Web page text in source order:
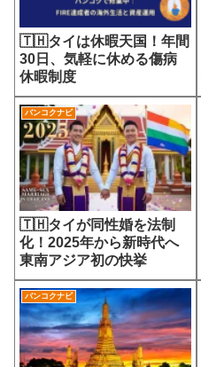
🇹🇭タイは休暇天国！年間
30日、気軽に休める傷病
休暇制度
バンコクナビ
🇹🇭タイが同性婚を法制
化！2025年から新時代へ
東南アジア初の快挙
バンコクナビ